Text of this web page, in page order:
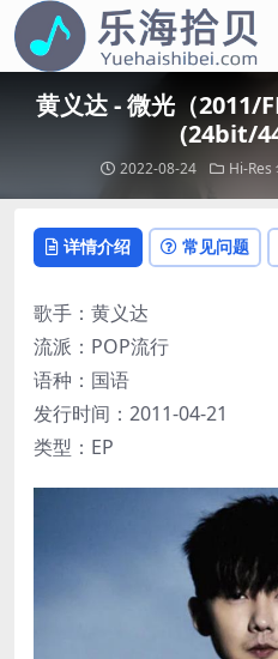
黄义达 - 微光（2011/
(24bit/
2022-08-24 Hi-Res
详情介绍 常见问题
歌手：黄义达
流派：POP流行
语种：国语
发行时间：2011-04-21
类型：EP